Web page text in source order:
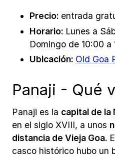
Precio: entrada
Horario: Lunes a
Domingo de 10:00 a
Ubicación: Old Goa
Panaji - Qué
Panaji es la capital de la
en el siglo XVIII, a unos
distancia de Vieja Goa.
casco histórico hubo un